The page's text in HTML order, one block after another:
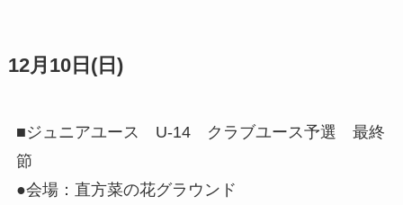
12月10日(日)
■ジュニアユース U-14 クラブユース予選 最終
節
●会場：直方菜の花グラウンド